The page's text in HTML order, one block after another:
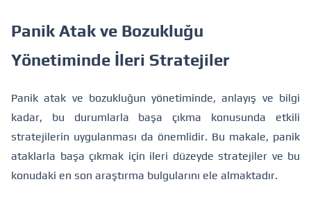
Panik Atak ve Bozukluğu
Yönetiminde İleri Stratejiler
Panik atak ve bozukluğun yönetiminde, anlayış ve bilgi
kadar, bu durumlarla başa çıkma konusunda etkili
stratejilerin uygulanması da önemlidir. Bu makale, panik
ataklarla başa çıkmak için ileri düzeyde stratejiler ve bu
konudaki en son araştırma bulgularını ele almaktadır.